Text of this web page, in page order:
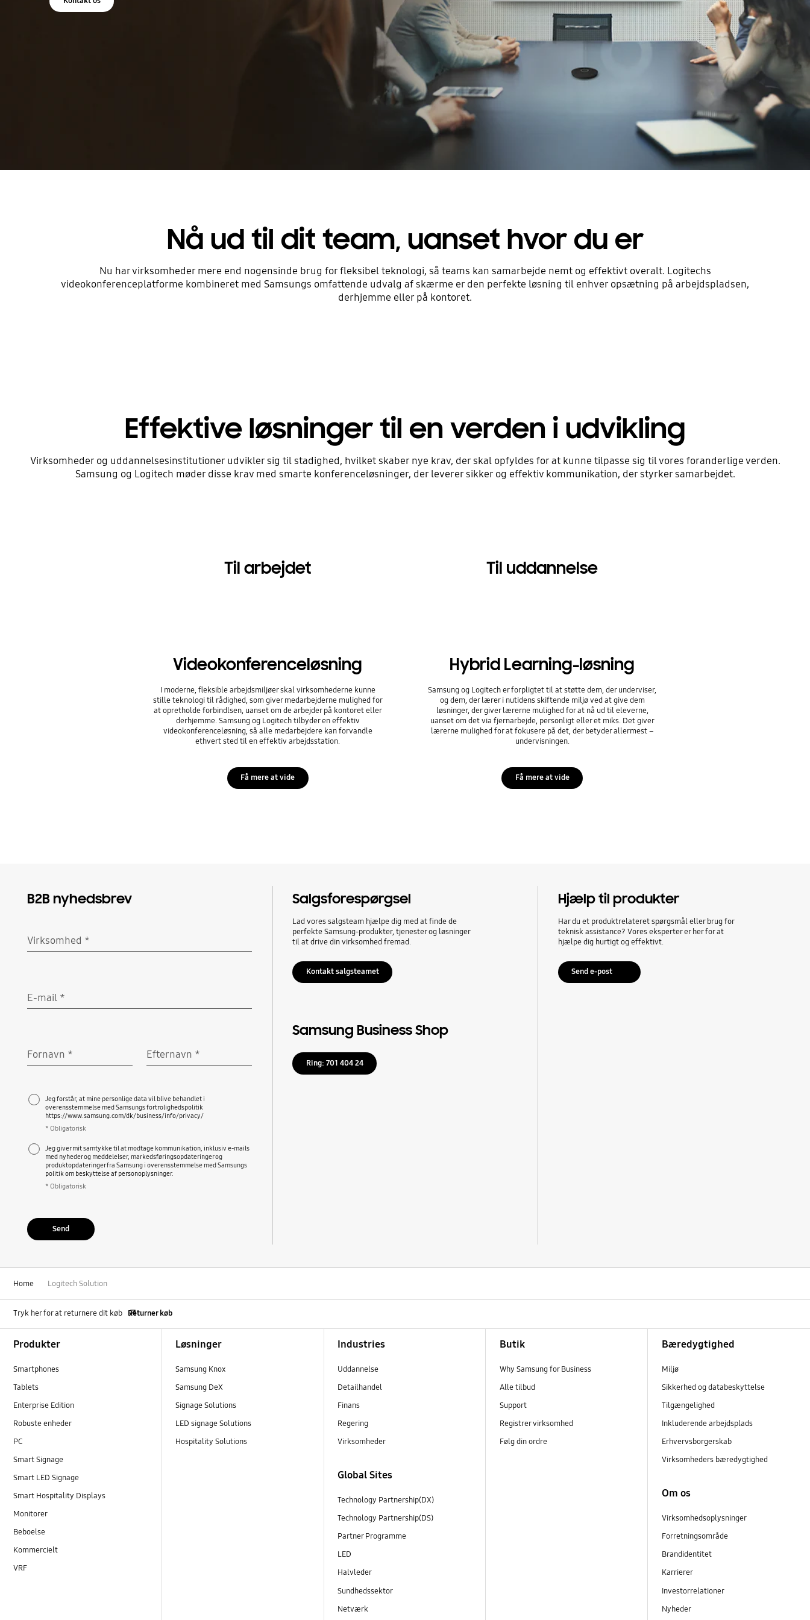
Nå ud til dit team, uanset hvor du er
Nu har virksomheder mere end nogensinde brug for fleksibel teknologi, så teams kan samarbejde nemt og effektivt overalt. Logitechs
videokonferenceplatforme kombineret med Samsungs omfattende udvalg af skærme er den perfekte løsning til enhver opsætning på arbejdspladsen,
derhjemme eller på kontoret.
Effektive løsninger til en verden i udvikling
Virksomheder og uddannelsesinstitutioner udvikler sig til stadighed, hvilket skaber nye krav, der skal opfyldes for at kunne tilpasse sig til vores foranderlige verden.
Samsung og Logitech møder disse krav med smarte konferenceløsninger, der leverer sikker og effektiv kommunikation, der styrker samarbejdet.
Til arbejdet Til uddannelse
Videokonferenceløsning
I moderne, fleksible arbejdsmiljøer skal virksomhederne kunne
stille teknologi til rådighed, som giver medarbejderne mulighed for
at opretholde forbindlsen, uanset om de arbejder på kontoret eller
derhjemme. Samsung og Logitech tilbyder en effektiv
videokonferenceløsning, så alle medarbejdere kan forvandle
ethvert sted til en effektiv arbejdsstation.
Få mere at vide
Hybrid Learning-løsning
Samsung og Logitech er forpligtet til at støtte dem, der underviser,
og dem, der lærer i nutidens skiftende miljø ved at give dem
løsninger, der giver lærerne mulighed for at nå ud til eleverne,
uanset om det via fjernarbejde, personligt eller et miks. Det giver
lærerne mulighed for at fokusere på det, der betyder allermest –
undervisningen.
Få mere at vide
B2B nyhedsbrev
Virksomhed *
E-mail *
Fornavn * Efternavn *
Jeg forstår, at mine personlige data vil blive behandlet i
overensstemmelse med Samsungs fortrolighedspolitik
https://www.samsung.com/dk/business/info/privacy/
* Obligatorisk
Jeg giver mit samtykke til at modtage kommunikation, inklusiv e-mails
med nyheder og meddelelser, markedsføringsopdateringer og
produktopdateringer fra Samsung i overensstemmelse med Samsungs
politik om beskyttelse af personoplysninger.
* Obligatorisk
Send
Salgsforespørgsel
Lad vores salgsteam hjælpe dig med at finde de
perfekte Samsung-produkter, tjenester og løsninger
til at drive din virksomhed fremad.
Kontakt salgsteamet
Samsung Business Shop
Ring: 701 404 24
Hjælp til produkter
Har du et produktrelateret spørgsmål eller brug for
teknisk assistance? Vores eksperter er her for at
hjælpe dig hurtigt og effektivt.
Send e-post
Home Logitech Solution
Tryk her for at returnere dit køb Returner køb
Produkter
Smartphones
Tablets
Enterprise Edition
Robuste enheder
PC
Smart Signage
Smart LED Signage
Smart Hospitality Displays
Monitorer
Beboelse
Kommercielt
VRF
Løsninger
Samsung Knox
Samsung DeX
Signage Solutions
LED signage Solutions
Hospitality Solutions
Industries
Uddannelse
Detailhandel
Finans
Regering
Virksomheder
Global Sites
Technology Partnership(DX)
Technology Partnership(DS)
Partner Programme
LED
Halvleder
Sundhedssektor
Netværk
Butik
Why Samsung for Business
Alle tilbud
Support
Registrer virksomhed
Følg din ordre
Bæredygtighed
Miljø
Sikkerhed og databeskyttelse
Tilgængelighed
Inkluderende arbejdsplads
Erhvervsborgerskab
Virksomheders bæredygtighed
Om os
Virksomhedsoplysninger
Forretningsområde
Brandidentitet
Karrierer
Investorrelationer
Nyheder